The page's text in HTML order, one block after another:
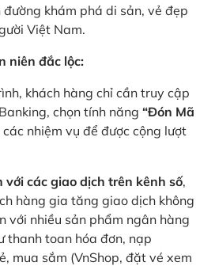
khám phá di sản, vẻ đẹp
Việt Nam.
niên đắc lộc:
khách hàng chỉ cần truy cập
chọn tính năng “Đón Mã
nhiệm vụ để được cộng lượt
với các giao dịch trên kênh số,
hàng gia tăng giao dịch không
với nhiều sản phẩm ngân hàng
thanh toan hóa đơn, nạp
mua sắm (VnShop, đặt vé xem